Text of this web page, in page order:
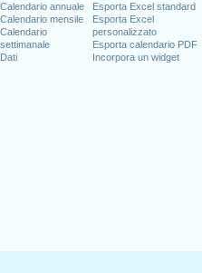
Calendario annuale
Calendario mensile
Calendario
settimanale
Dati
Esporta Excel standard
Esporta Excel
personalizzato
Esporta calendario PDF
Incorpora un widget
giorni lavorativi per il 2024